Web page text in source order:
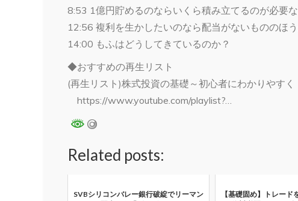
8:53 1億円貯めるのならいくら積み立てるのが必要
12:56 複利を生かしたいのなら配当がないもののほ
14:00 もふはどうしてきているのか？
◆おすすめの再生リスト
(再生リスト)株式投資の基礎～初心者にわかりやすく
https://www.youtube.com/playlist?…
Related posts:
SVBシリコンバレー銀行破綻でリーマン
【基礎固め】トレード